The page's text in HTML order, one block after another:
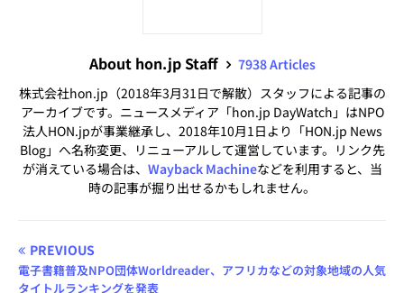
About hon.jp Staff
7938 Articles
株式会社hon.jp（2018年3月31日で解散）スタッフによる記事の
アーカイブです。ニュースメディア「hon.jp DayWatch」はNPO
法人HON.jpが事業継承し、2018年10月1日より「HON.jp News
Blog」へ名称変更、リニューアルして運営しています。リンク先
が消えている場合は、 Wayback Machineなどを利用すると、当
時の記事が掘り出せるかもしれません。
PREVIOUS
電子書籍普及NPO団体Worldreader、アフリカなどの対象地域の人気
タイトルランキングを発表